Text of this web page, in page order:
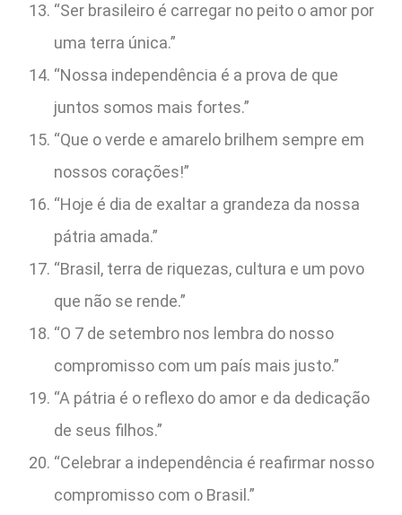
“Ser brasileiro é carregar no peito o amor por
uma terra única.”
“Nossa independência é a prova de que
juntos somos mais fortes.”
“Que o verde e amarelo brilhem sempre em
nossos corações!”
“Hoje é dia de exaltar a grandeza da nossa
pátria amada.”
“Brasil, terra de riquezas, cultura e um povo
que não se rende.”
“O 7 de setembro nos lembra do nosso
compromisso com um país mais justo.”
“A pátria é o reflexo do amor e da dedicação
de seus filhos.”
“Celebrar a independência é reafirmar nosso
compromisso com o Brasil.”